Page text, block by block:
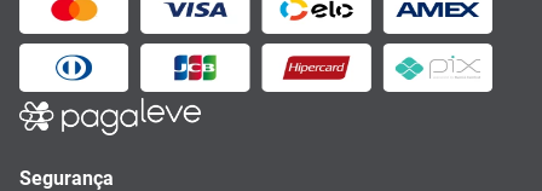
Segurança